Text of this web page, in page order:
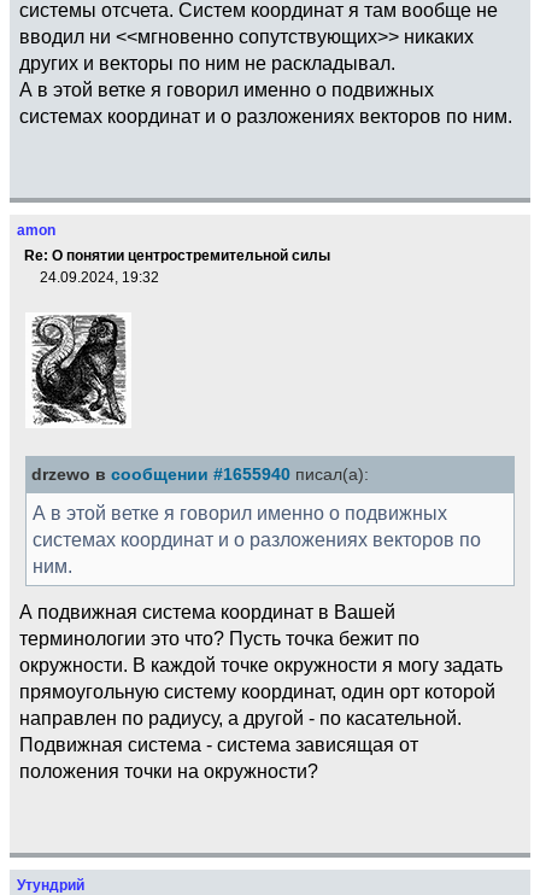
системы отсчета. Систем координат я там вообще не
вводил ни <<мгновенно сопутствующих>> никаких
других и векторы по ним не раскладывал.
А в этой ветке я говорил именно о подвижных
системах координат и о разложениях векторов по ним.
amon
Re: О понятии центростремительной силы
24.09.2024, 19:32
drzewo в сообщении #1655940 писал(а):
А в этой ветке я говорил именно о подвижных
системах координат и о разложениях векторов по
ним.
А подвижная система координат в Вашей
терминологии это что? Пусть точка бежит по
окружности. В каждой точке окружности я могу задать
прямоугольную систему координат, один орт которой
направлен по радиусу, а другой - по касательной.
Подвижная система - система зависящая от
положения точки на окружности?
Утундрий